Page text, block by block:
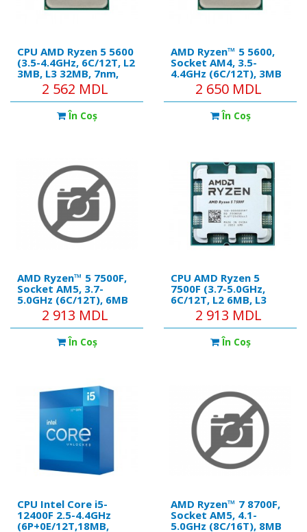
CPU AMD Ryzen 5 5600
(3.5-4.4GHz, 6C/12T, L2
3MB, L3 32MB, 7nm,
65W), Socket AM4,
2 562 MDL
În Coş
AMD Ryzen™ 5 5600,
Socket AM4, 3.5-
4.4GHz (6C/12T), 3MB
L2 + 32MB L3 Cache,
No Integrated GPU,
7nm 65W, Unlocked,
2 650 MDL
În Coş
AMD Ryzen™ 5 7500F,
Socket AM5, 3.7-
5.0GHz (6C/12T), 6MB
L2 + 32MB L3 Cache,
AMD Radeon™
Graphics, 5nm 65W,
Zen4, Unlocked, tray
2 913 MDL
În Coş
CPU AMD Ryzen 5
7500F (3.7-5.0GHz,
6C/12T, L2 6MB, L3
32MB, 5nm, 65W),
Socket AM5, Tray
2 913 MDL
În Coş
CPU Intel Core i5-
12400F 2.5-4.4GHz
(6P+0E/12T,18MB,
AMD Ryzen™ 7 8700F,
Socket AM5, 4.1-
5.0GHz (8C/16T), 8MB